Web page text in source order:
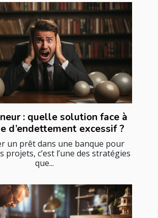
: quelle solution face à
d’endettement excessif ?
un prêt dans une banque pour
projets, c’est l’une des stratégies
que...